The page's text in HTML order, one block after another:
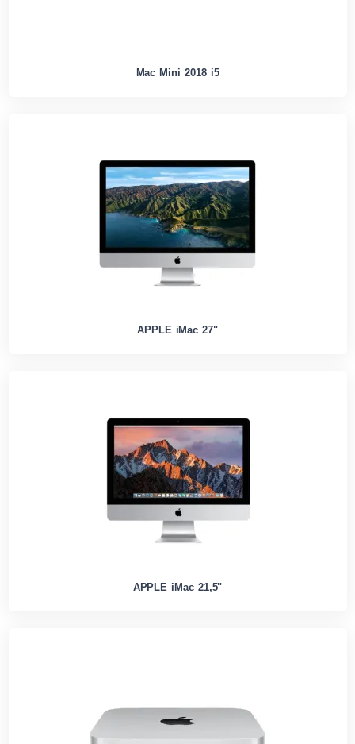
Mac Mini 2018 i5
APPLE iMac 27"
APPLE iMac 21,5"